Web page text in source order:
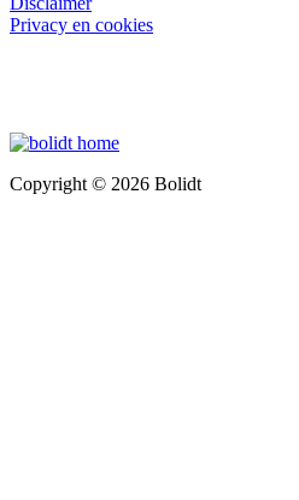
Privacy en cookies
Copyright © 2026 Bolidt